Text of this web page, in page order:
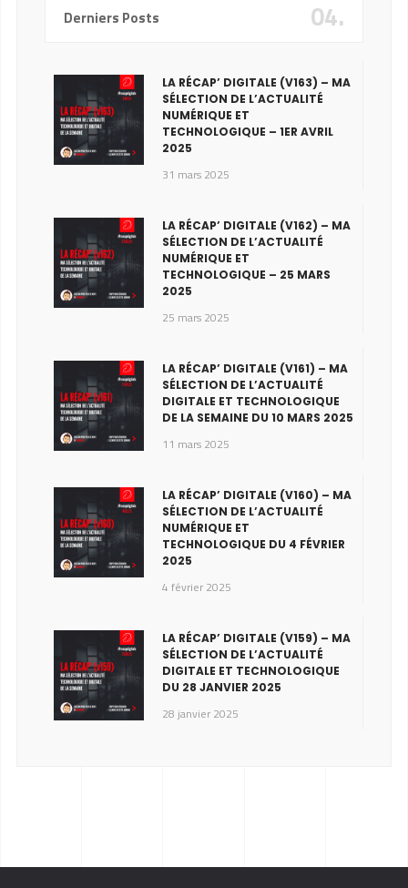
Derniers Posts 04.
LA RÉCAP’ DIGITALE (V163) – MA
SÉLECTION DE L’ACTUALITÉ
NUMÉRIQUE ET
TECHNOLOGIQUE – 1ER AVRIL
2025
31 mars 2025
LA RÉCAP’ DIGITALE (V162) – MA
SÉLECTION DE L’ACTUALITÉ
NUMÉRIQUE ET
TECHNOLOGIQUE – 25 MARS
2025
25 mars 2025
LA RÉCAP’ DIGITALE (V161) – MA
SÉLECTION DE L’ACTUALITÉ
DIGITALE ET TECHNOLOGIQUE
DE LA SEMAINE DU 10 MARS 2025
11 mars 2025
LA RÉCAP’ DIGITALE (V160) – MA
SÉLECTION DE L’ACTUALITÉ
NUMÉRIQUE ET
TECHNOLOGIQUE DU 4 FÉVRIER
2025
4 février 2025
LA RÉCAP’ DIGITALE (V159) – MA
SÉLECTION DE L’ACTUALITÉ
DIGITALE ET TECHNOLOGIQUE
DU 28 JANVIER 2025
28 janvier 2025